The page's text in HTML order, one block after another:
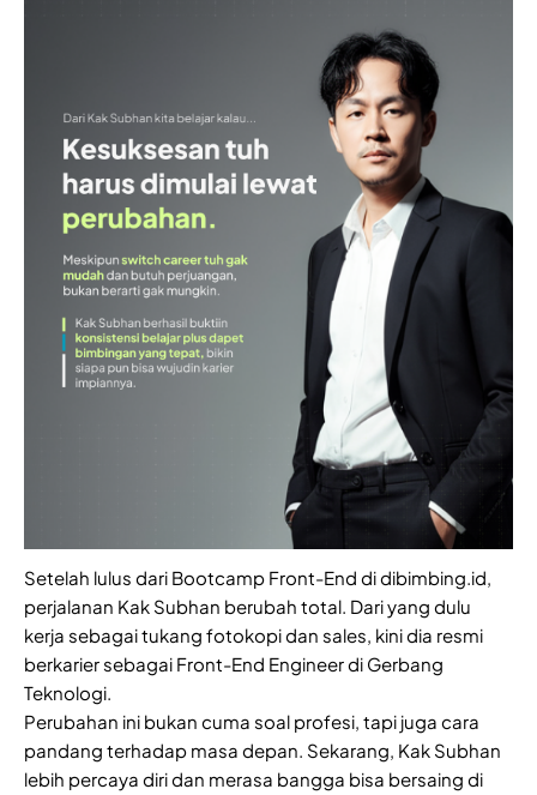
Setelah lulus dari Bootcamp Front-End di dibimbing.id,
perjalanan Kak Subhan berubah total. Dari yang dulu
kerja sebagai tukang fotokopi dan sales, kini dia resmi
berkarier sebagai Front-End Engineer di Gerbang
Teknologi.
Perubahan ini bukan cuma soal profesi, tapi juga cara
pandang terhadap masa depan. Sekarang, Kak Subhan
lebih percaya diri dan merasa bangga bisa bersaing di